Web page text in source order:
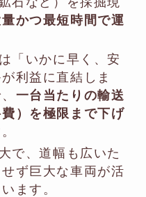
かつ最短時間で運
「いかに早く、安
利益に直結しま
一台当たりの輸送
）を極限まで下げ
で、道幅も広いた
ず巨大な車両が活
ます。